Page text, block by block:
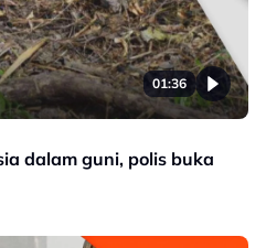
01:36
dalam guni, polis buka